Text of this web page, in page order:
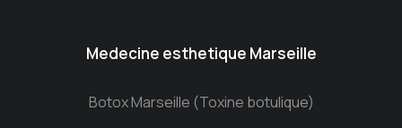
Medecine esthetique Marseille
Botox Marseille (Toxine botulique)